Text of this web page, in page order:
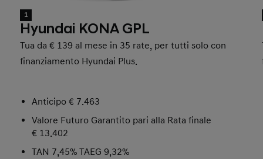
1
Hyundai KONA GPL
Tua da € 139 al mese in 35 rate, per tutti solo con
finanziamento Hyundai Plus.
Anticipo € 7.463
Valore Futuro Garantito pari alla Rata finale
€ 13.402
TAN 7,45% TAEG 9,32%